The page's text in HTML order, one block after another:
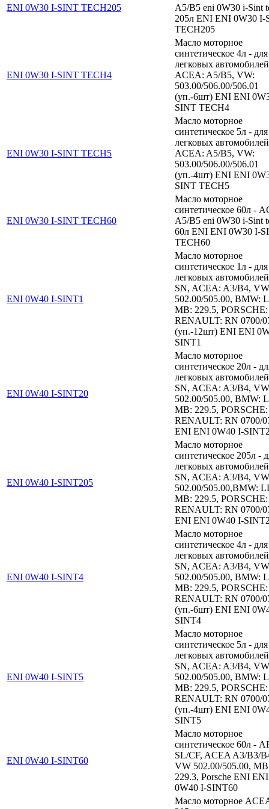
ENI 0W30 I-SINT TECH205
A5/B5 eni 0W30 i-Sint
205л ENI ENI 0W30 I-
TECH205
ENI 0W30 I-SINT TECH4
Масло моторное
синтетическое 4л - для
легковых автомобилей
ACEA: A5/B5, VW:
503.00/506.00/506.01
(уп.-6шт) ENI ENI
SINT TECH4
ENI 0W30 I-SINT TECH5
Масло моторное
синтетическое 5л - для
легковых автомобилей
ACEA: A5/B5, VW:
503.00/506.00/506.01
(уп.-4шт) ENI ENI
SINT TECH5
ENI 0W30 I-SINT TECH60
Масло моторное
синтетическое 60л -
A5/B5 eni 0W30 i-Sint
60л ENI ENI 0W30 I-
TECH60
ENI 0W40 I-SINT1
Масло моторное
синтетическое 1л - для
легковых
SN, ACEA: A3/B4,
502.00/505.00, BMW:
MB: 229.5,
RENAULT: RN 0700/
(уп.-12шт) ENI ENI
SINT1
ENI 0W40 I-SINT20
Масло моторное
синтетическое 20л -
легковых
SN, ACEA: A3/B4,
502.00/505.00, BMW:
MB: 229.5,
RENAULT: RN 0700/
ENI ENI 0W40 I-
ENI 0W40 I-SINT205
Масло моторное
синтетическое 205л -
легковых
SN, ACEA: A3/B4,
502.00/505.00,BMW:
MB: 229.5,
RENAULT: RN 0700/
ENI ENI 0W40 I-
ENI 0W40 I-SINT4
Масло моторное
синтетическое 4л - для
легковых
SN, ACEA: A3/B4,
502.00/505.00, BMW:
MB: 229.5,
RENAULT: RN 0700/
(уп.-6шт) ENI ENI
SINT4
ENI 0W40 I-SINT5
Масло моторное
синтетическое 5л - для
легковых
SN, ACEA: A3/B4,
502.00/505.00, BMW:
MB: 229.5,
RENAULT: RN 0700/
(уп.-4шт) ENI ENI
SINT5
ENI 0W40 I-SINT60
Масло моторное
синтетическое 60л -
SL/CF, ACEA A3/B3/
VW 502.00/505.00, MB
229.3, Porsche ENI ENI
0W40 I-SINT60
Масло моторное